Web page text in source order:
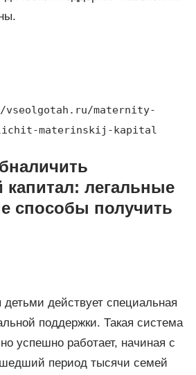
maternity-
materinskij-kapital
капитал: легальные
способы получить
действует специальная
поддержки. Такая система
успешно работает, начиная с
период тысячи семей